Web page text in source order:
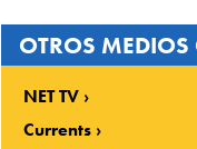
OTROS MEDIOS
NET TV
Currents